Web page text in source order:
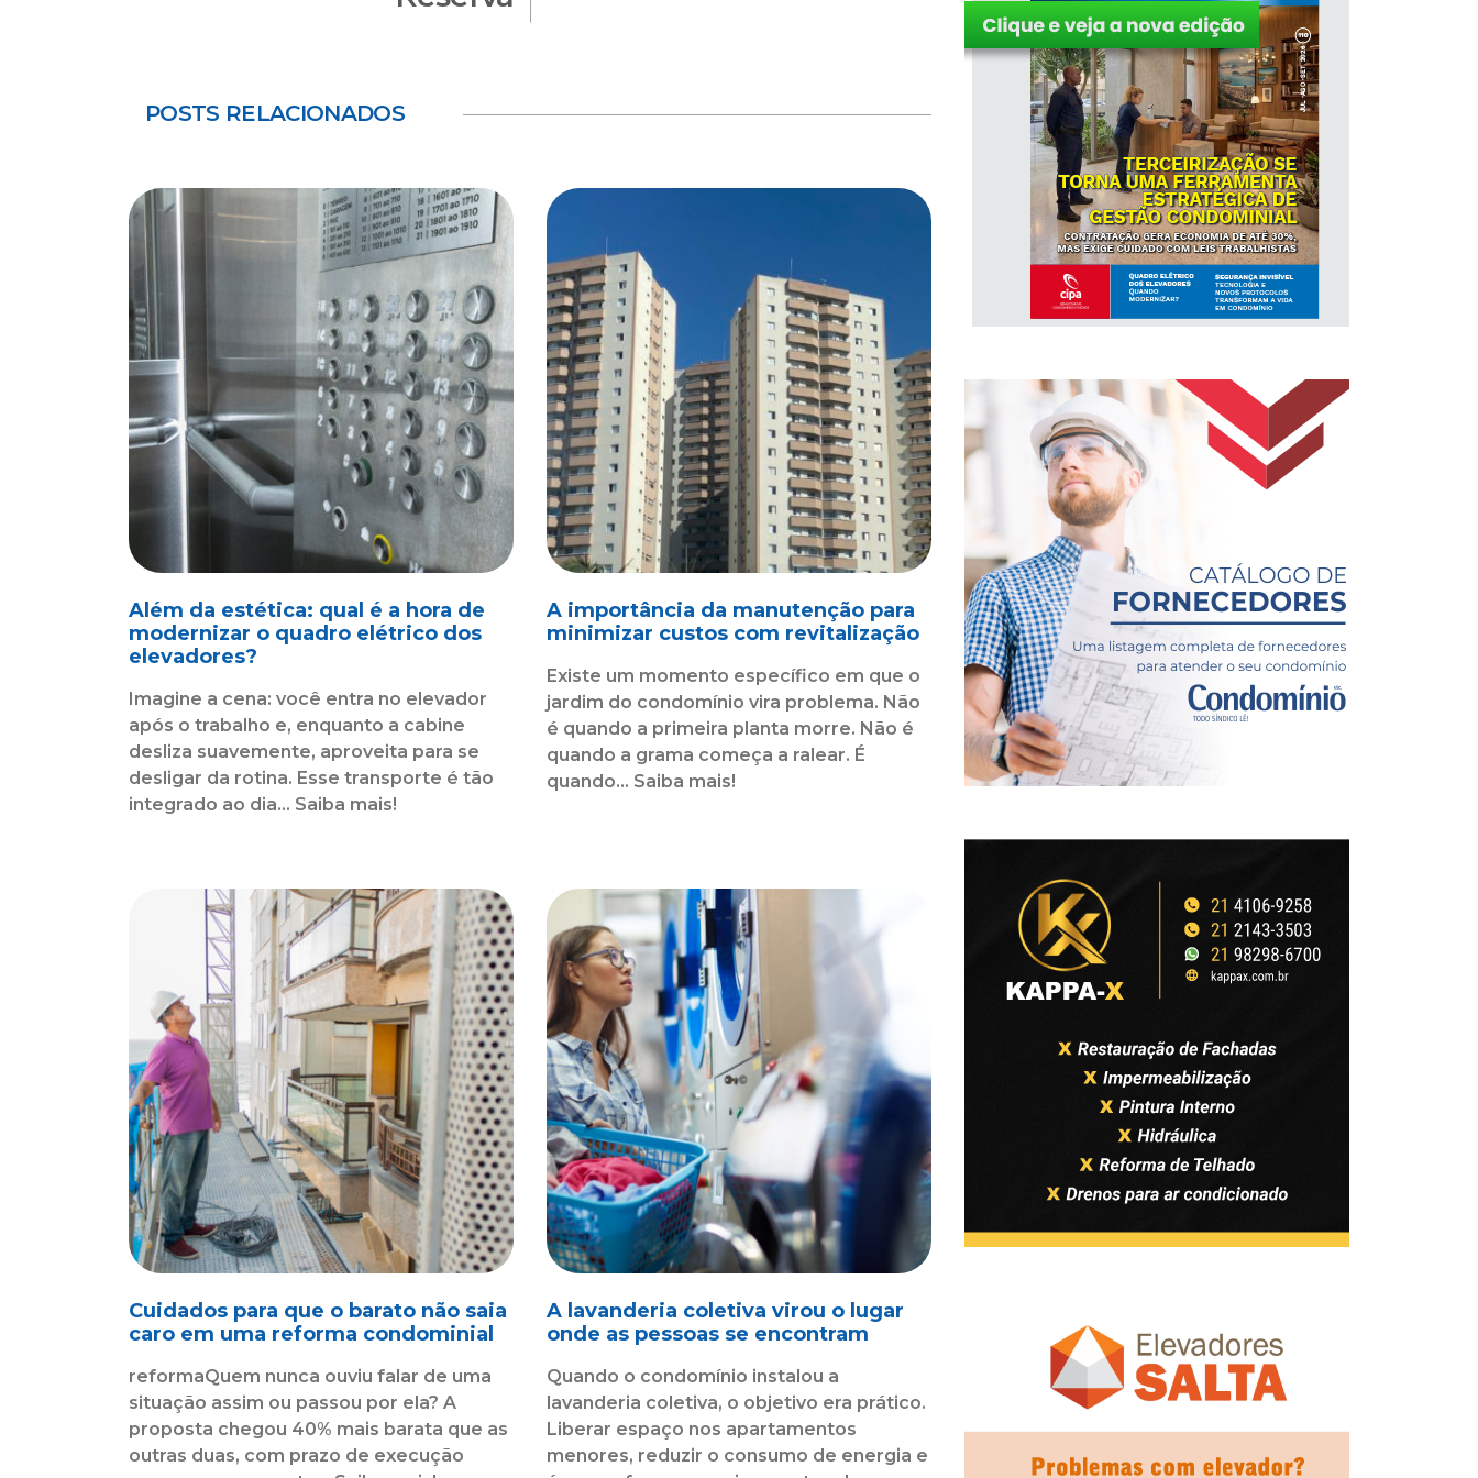
POSTS RELACIONADOS
Além da estética: qual é a hora de
modernizar o quadro elétrico dos
elevadores?
Imagine a cena: você entra no elevador
após o trabalho e, enquanto a cabine
desliza suavemente, aproveita para se
desligar da rotina. Esse transporte é tão
integrado ao dia... Saiba mais!
A importância da manutenção para
minimizar custos com revitalização
Existe um momento específico em que o
jardim do condomínio vira problema. Não
é quando a primeira planta morre. Não é
quando a grama começa a ralear. É
quando... Saiba mais!
Cuidados para que o barato não saia
caro em uma reforma condominial
reformaQuem nunca ouviu falar de uma
situação assim ou passou por ela? A
proposta chegou 40% mais barata que as
outras duas, com prazo de execução
A lavanderia coletiva virou o lugar
onde as pessoas se encontram
Quando o condomínio instalou a
lavanderia coletiva, o objetivo era prático.
Liberar espaço nos apartamentos
menores, reduzir o consumo de energia e